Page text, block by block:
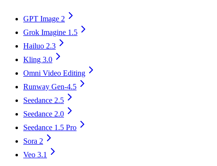
GPT Image 2
Grok Imagine 1.5
Hailuo 2.3
Kling 3.0
Omni Video Editing
Runway Gen-4.5
Seedance 2.5
Seedance 2.0
Seedance 1.5 Pro
Sora 2
Veo 3.1